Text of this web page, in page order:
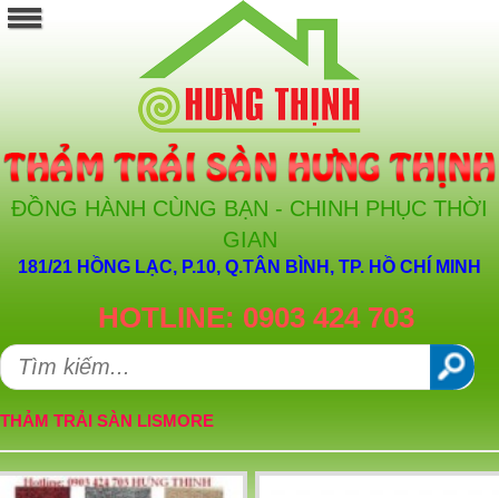
ĐỒNG HÀNH CÙNG BẠN - CHINH PHỤC THỜI
GIAN
181/21 HỒNG LẠC, P.10, Q.TÂN BÌNH, TP. HỒ CHÍ MINH
HOTLINE: 0903 424 703
THẢM TRẢI SÀN LISMORE